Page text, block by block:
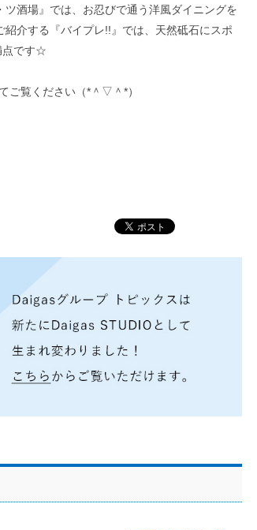
酒場』では、お忍びで通う洋風ダイニングを
介する『バイプレ!!』では、天然砥石にスポ
点です☆
ご覧ください（*＾▽＾*）